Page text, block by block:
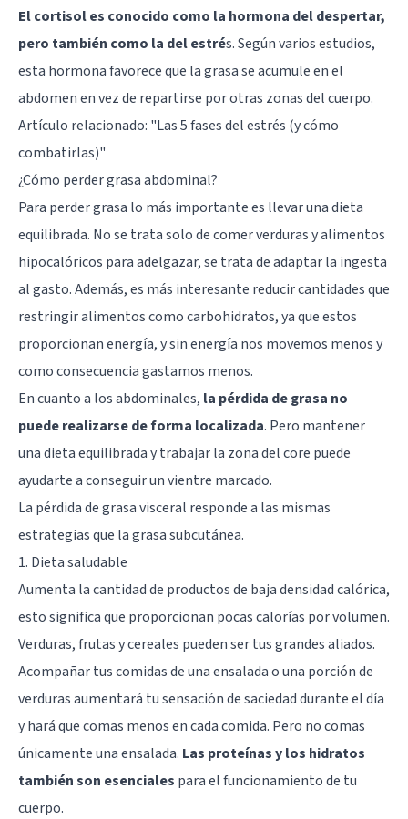
El cortisol es conocido como la hormona del despertar,
pero también como la del estrés. Según varios estudios,
esta hormona favorece que la grasa se acumule en el
abdomen en vez de repartirse por otras zonas del cuerpo.
Artículo relacionado: "Las 5 fases del estrés (y cómo
combatirlas)"
¿Cómo perder grasa abdominal?
Para perder grasa lo más importante es llevar una dieta
equilibrada. No se trata solo de comer verduras y alimentos
hipocalóricos para adelgazar, se trata de adaptar la ingesta
al gasto. Además, es más interesante reducir cantidades que
restringir alimentos como carbohidratos, ya que estos
proporcionan energía, y sin energía nos movemos menos y
como consecuencia gastamos menos.
En cuanto a los abdominales, la pérdida de grasa no
puede realizarse de forma localizada. Pero mantener
una dieta equilibrada y trabajar la zona del core puede
ayudarte a conseguir un vientre marcado.
La pérdida de grasa visceral responde a las mismas
estrategias que la grasa subcutánea.
1. Dieta saludable
Aumenta la cantidad de productos de baja densidad calórica,
esto significa que proporcionan pocas calorías por volumen.
Verduras, frutas y cereales pueden ser tus grandes aliados.
Acompañar tus comidas de una ensalada o una porción de
verduras aumentará tu sensación de saciedad durante el día
y hará que comas menos en cada comida. Pero no comas
únicamente una ensalada. Las proteínas y los hidratos
también son esenciales para el funcionamiento de tu
cuerpo.